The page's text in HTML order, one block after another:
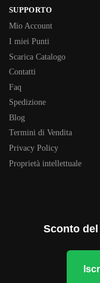
SUPPORTO
Mio Account
I miei Punti
Scarica Catalogo
Contatti
Faq
Spedizione
Blog
Termini di Vendita
Privacy Policy
Proprietà intellettuale
Sconto